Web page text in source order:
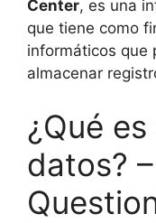
Center, es una
que tiene como
informáticos que
almacenar
¿Qué
datos?